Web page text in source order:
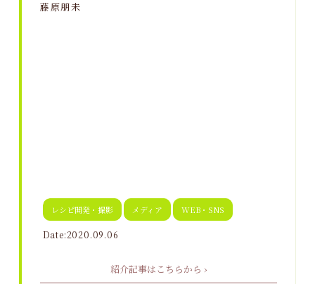
藤原朋未
レシピ開発・撮影 メディア WEB・SNS
Date:2020.09.06
紹介記事はこちらから ›